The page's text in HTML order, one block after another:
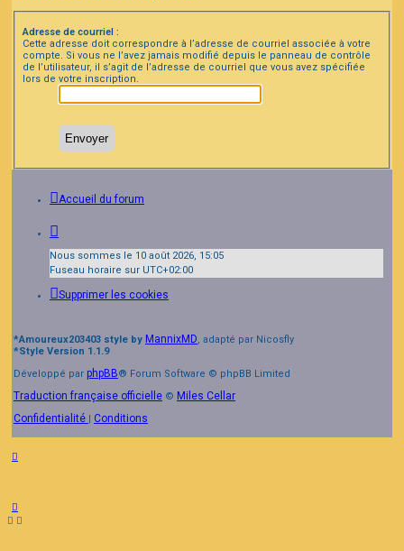
Adresse de courriel :
Cette adresse doit correspondre à l’adresse de courriel associée à votre
compte. Si vous ne l’avez jamais modifié depuis le panneau de contrôle
de l’utilisateur, il s’agit de l’adresse de courriel que vous avez spécifiée
lors de votre inscription.
Accueil du forum
Nous sommes le 10 août 2026, 15:05
Fuseau horaire sur UTC+02:00
Supprimer les cookies
*Amoureux203403 style by MannixMD, adapté par Nicosfly
*Style Version 1.1.9
Développé par phpBB® Forum Software © phpBB Limited
Traduction française officielle © Miles Cellar
Confidentialité
Conditions